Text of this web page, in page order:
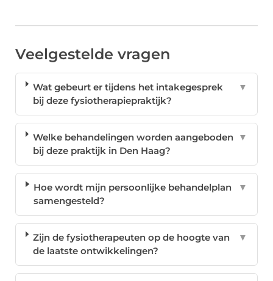
Veelgestelde vragen
Wat gebeurt er tijdens het intakegesprek
bij deze fysiotherapiepraktijk?
▼
Welke behandelingen worden aangeboden
bij deze praktijk in Den Haag?
▼
Hoe wordt mijn persoonlijke behandelplan
samengesteld?
▼
Zijn de fysiotherapeuten op de hoogte van
de laatste ontwikkelingen?
▼